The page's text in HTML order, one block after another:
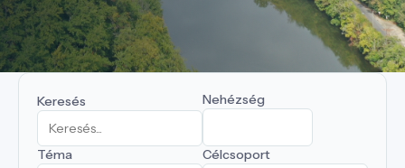
Keresés Nehézség
Téma Célcsoport